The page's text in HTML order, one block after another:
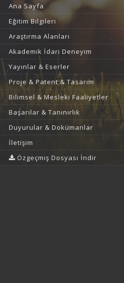
Ana Sayfa
Eğitim Bilgileri
Araştırma Alanları
Akademik İdari Deneyim
Yayınlar & Eserler
Proje & Patent & Tasarım
Bilimsel & Mesleki Faaliyetler
Başarılar & Tanınırlık
Duyurular & Dokümanlar
İletişim
Özgeçmiş Dosyası İndir